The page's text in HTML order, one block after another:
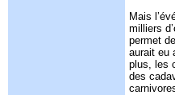
Mais
milliers
permet
aurait eu
plus, les
des